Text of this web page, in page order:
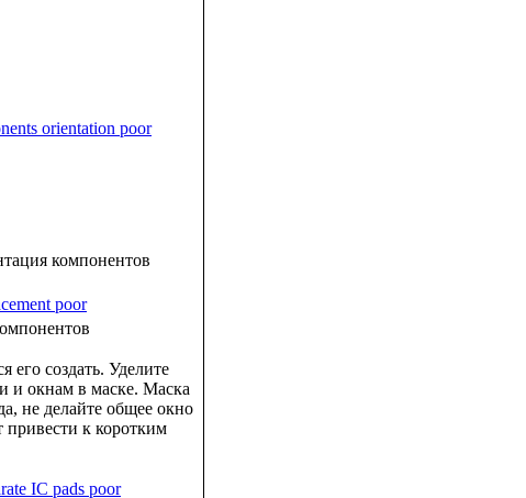
компонентов
его создать. Уделите
и окнам в маске. Маска
не делайте общее окно
к коротким